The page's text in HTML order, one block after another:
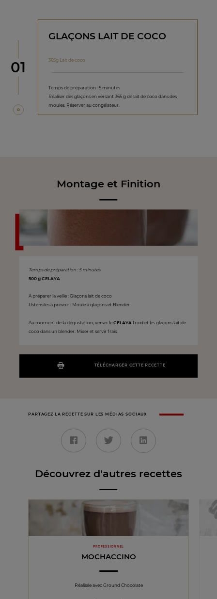
étape
01
GLAÇONS LAIT DE COCO
365g Lait de coco
Temps de préparation : 5 minutes
Réaliser des glaçons en versant 365 g de lait de coco dans des
moules. Réserver au congélateur.
Montage et Finition
TÉLÉCHARGER CETTE RECETTE
Temps de préparation : 5 minutes
500 g CELAYA
À préparer la veille : Glaçons lait de coco
Ustensiles à prévoir : Moule à glaçons et Blender
Au moment de la dégustation, verser leCELAYA froid et les glaçons lait de
coco dans un blender. Mixer et servir frais.
PARTAGEZ LA RECETTE SUR LES MÉDIAS SOCIAUX
Découvrez d'autres recettes
PROFESSIONNEL
MOCHACCINO
Réalisée avec Ground Chocolate